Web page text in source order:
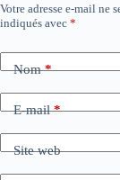
Votre adresse e-mail ne
indiqués avec *
Nom*
E-mail*
Site web
A
l
r
n
v
e